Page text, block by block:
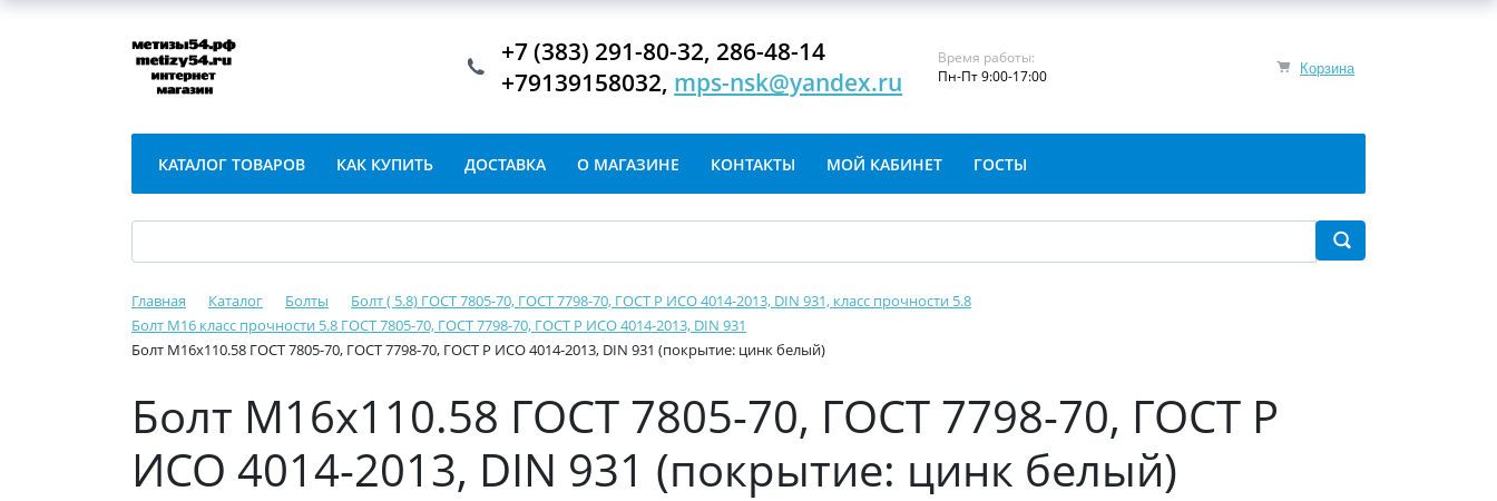
Корзина
+7 (383) 291-80-32, 286-48-14
+79139158032, mps-nsk@yandex.ru
Время работы:
Пн-Пт 9:00-17:00
КАТАЛОГ ТОВАРОВ КАК КУПИТЬ ДОСТАВКА О МАГАЗИНЕ КОНТАКТЫ МОЙ КАБИНЕТ ГОСТЫ
Главная Каталог Болты
Болт ( 5.8) ГОСТ 7805-70, ГОСТ 7798-70, ГОСТ Р ИСО 4014-2013, DIN 931, класс прочности 5.8
Болт М16 класс прочности 5.8 ГОСТ 7805-70, ГОСТ 7798-70, ГОСТ Р ИСО 4014-2013, DIN 931
Болт М16х110.58 ГОСТ 7805-70, ГОСТ 7798-70, ГОСТ Р ИСО 4014-2013, DIN 931 (покрытие: цинк белый)
Болт М16х110.58 ГОСТ 7805-70, ГОСТ 7798-70, ГОСТ Р
ИСО 4014-2013, DIN 931 (покрытие: цинк белый)